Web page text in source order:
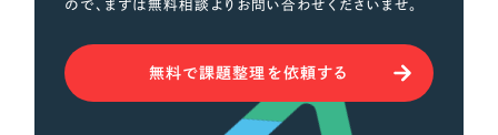
ので、まずは無料相談よりお問い合わせくださいませ。
無料で課題整理を依頼する